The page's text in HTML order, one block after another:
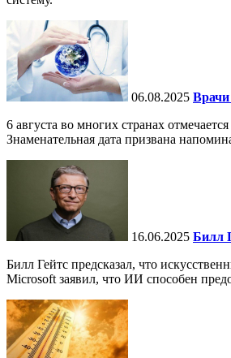
06.08.2025 Врачи
6 августа во многих странах
Знаменательная дата призвана
16.06.2025 Билл
Билл Гейтс предсказал, что
Microsoft заявил, что ИИ способен